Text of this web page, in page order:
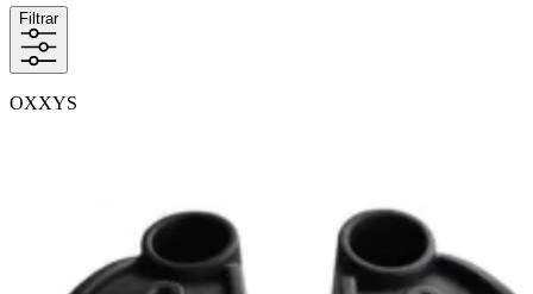
Filtrar
OXXYS